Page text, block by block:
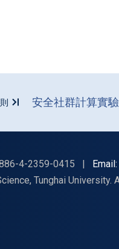
安全社群計算實
4-2359-0415 |
Tunghai University.